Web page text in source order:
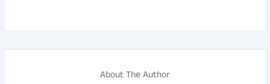
About The Author